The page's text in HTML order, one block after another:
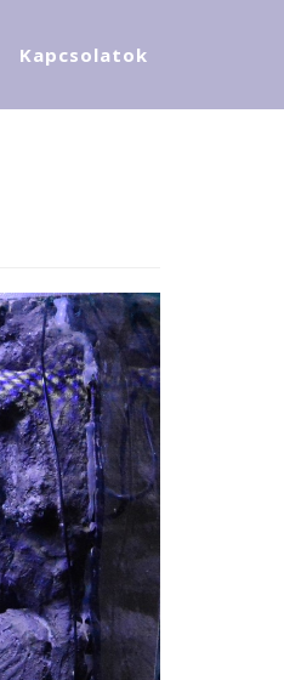
Kapcsolatok